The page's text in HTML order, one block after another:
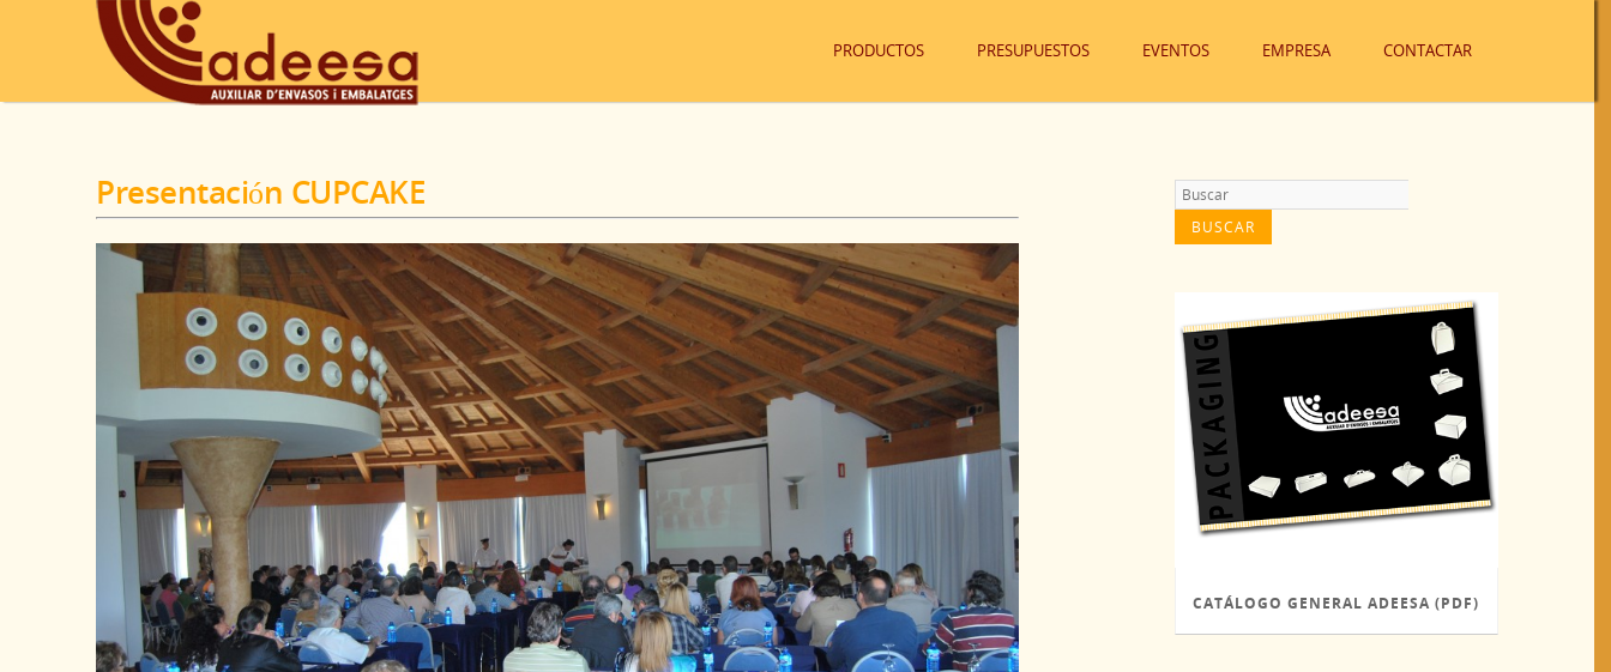
PRODUCTOS PRESUPUESTOS EVENTOS EMPRESA CONTACTAR
Presentación CUPCAKE
CATÁLOGO GENERAL ADEESA (PDF)